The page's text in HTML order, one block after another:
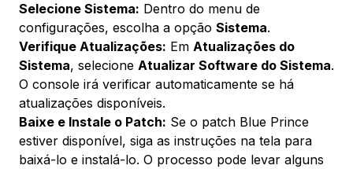
Selecione Sistema: Dentro do menu de
configurações, escolha a opção Sistema.
Verifique Atualizações: Em Atualizações do
Sistema, selecione Atualizar Software do Sistema.
O console irá verificar automaticamente se há
atualizações disponíveis.
Baixe e Instale o Patch: Se o patch Blue Prince
estiver disponível, siga as instruções na tela para
baixá-lo e instalá-lo. O processo pode levar alguns